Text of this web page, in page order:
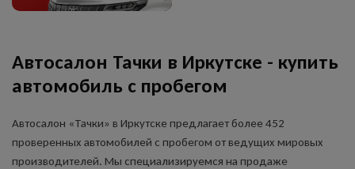
Автосалон Тачки в Иркутске - купить
автомобиль с пробегом
Автосалон «Тачки» в Иркутске предлагает более 452
проверенных автомобилей с пробегом от ведущих мировых
производителей. Мы специализируемся на продаже